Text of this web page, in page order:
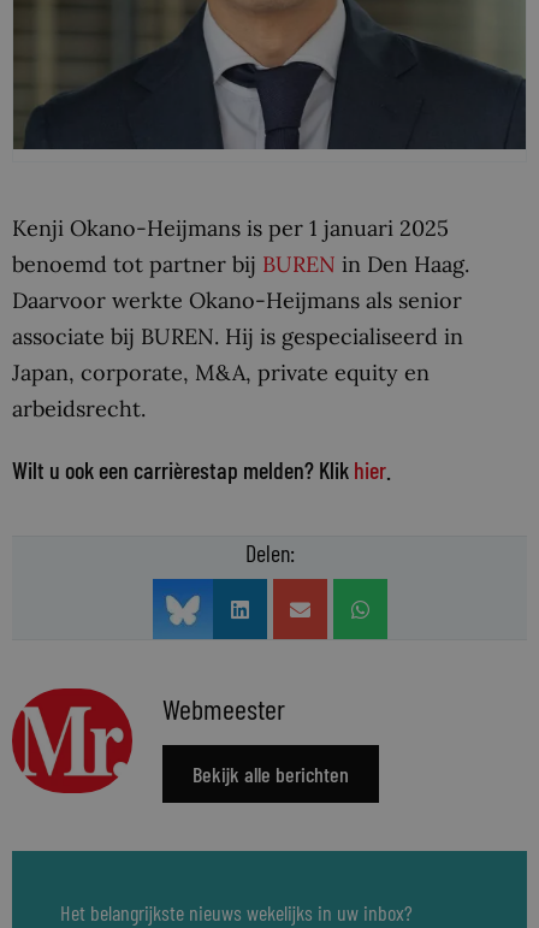
Kenji Okano-Heijmans is per 1 januari 2025
benoemd tot partner bij BUREN in Den Haag.
Daarvoor werkte Okano-Heijmans als senior
associate bij BUREN. Hij is gespecialiseerd in
Japan, corporate, M&A, private equity en
arbeidsrecht.
Wilt u ook een carrièrestap melden? Klik hier
Delen:
Webmeester
Bekijk alle berichten
Het belangrijkste nieuws wekelijks in uw inbox?